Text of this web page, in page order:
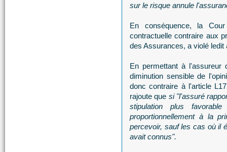
sur le risque annule
En conséquence, la
contractuelle contraire aux
des Assurances, a violé
En permettant à l'assureur
diminution sensible de
donc contraire à l'article
rajoute que si "l'assuré
stipulation plus
proportionnellement à la
percevoir, sauf les cas où il
avait connus".